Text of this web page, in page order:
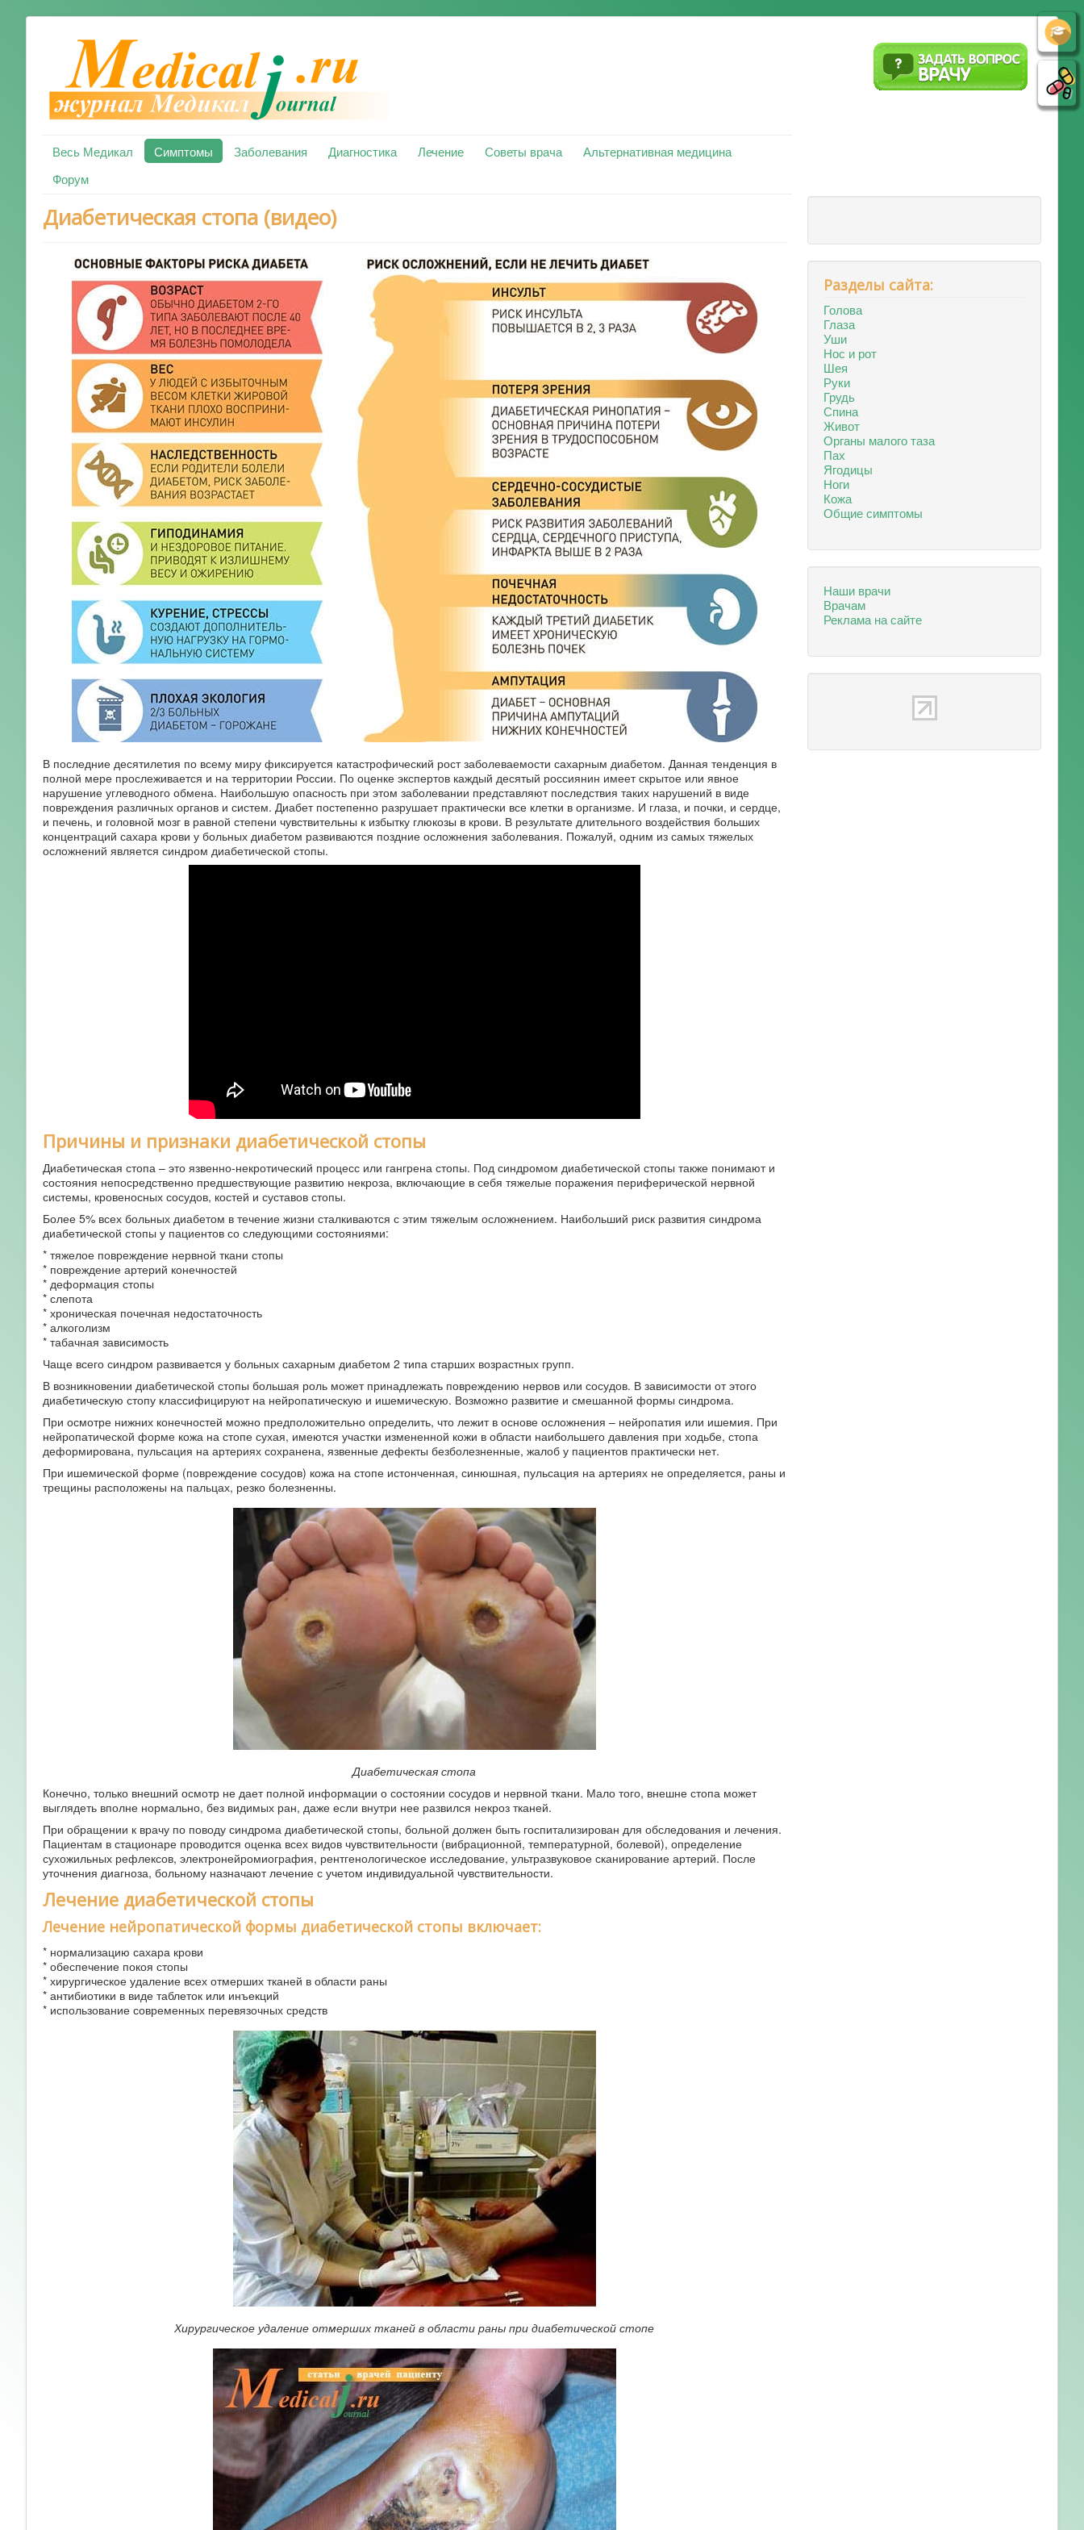
Весь Медикал Симптомы Заболевания Диагностика Лечение Советы врача
Альтернативная медицина
Форум
Диабетическая стопа (видео)
В последние десятилетия по всему миру фиксируется катастрофический рост заболеваемости сахарным диабетом. Данная тенденция в
полной мере прослеживается и на территории России. По оценке экспертов каждый десятый россиянин имеет скрытое или явное
нарушение углеводного обмена. Наибольшую опасность при этом заболевании представляют последствия таких нарушений в виде
повреждения различных органов и систем. Диабет постепенно разрушает практически все клетки в организме. И глаза, и почки, и сердце,
и печень, и головной мозг в равной степени чувствительны к избытку глюкозы в крови. В результате длительного воздействия больших
концентраций сахара крови у больных диабетом развиваются поздние осложнения заболевания. Пожалуй, одним из самых тяжелых
осложнений является синдром диабетической стопы.
Причины и признаки диабетической стопы
Диабетическая стопа – это язвенно-некротический процесс или гангрена стопы. Под синдромом диабетической стопы также понимают и
состояния непосредственно предшествующие развитию некроза, включающие в себя тяжелые поражения периферической нервной
системы, кровеносных сосудов, костей и суставов стопы.
Более 5% всех больных диабетом в течение жизни сталкиваются с этим тяжелым осложнением. Наибольший риск развития синдрома
диабетической стопы у пациентов со следующими состояниями:
* тяжелое повреждение нервной ткани стопы
* повреждение артерий конечностей
* деформация стопы
* слепота
* хроническая почечная недостаточность
* алкоголизм
* табачная зависимость
Чаще всего синдром развивается у больных сахарным диабетом 2 типа старших возрастных групп.
В возникновении диабетической стопы большая роль может принадлежать повреждению нервов или сосудов. В зависимости от этого
диабетическую стопу классифицируют на нейропатическую и ишемическую. Возможно развитие и смешанной формы синдрома.
При осмотре нижних конечностей можно предположительно определить, что лежит в основе осложнения – нейропатия или ишемия. При
нейропатической форме кожа на стопе сухая, имеются участки измененной кожи в области наибольшего давления при ходьбе, стопа
деформирована, пульсация на артериях сохранена, язвенные дефекты безболезненные, жалоб у пациентов практически нет.
При ишемической форме (повреждение сосудов) кожа на стопе истонченная, синюшная, пульсация на артериях не определяется, раны и
трещины расположены на пальцах, резко болезненны.
Диабетическая стопа
Конечно, только внешний осмотр не дает полной информации о состоянии сосудов и нервной ткани. Мало того, внешне стопа может
выглядеть вполне нормально, без видимых ран, даже если внутри нее развился некроз тканей.
При обращении к врачу по поводу синдрома диабетической стопы, больной должен быть госпитализирован для обследования и лечения.
Пациентам в стационаре проводится оценка всех видов чувствительности (вибрационной, температурной, болевой), определение
сухожильных рефлексов, электронейромиография, рентгенологическое исследование, ультразвуковое сканирование артерий. После
уточнения диагноза, больному назначают лечение с учетом индивидуальной чувствительности.
Лечение диабетической стопы
Лечение нейропатической формы диабетической стопы включает:
* нормализацию сахара крови
* обеспечение покоя стопы
* хирургическое удаление всех отмерших тканей в области раны
* антибиотики в виде таблеток или инъекций
* использование современных перевязочных средств
Хирургическое удаление отмерших тканей в области раны при диабетической стопе
Разделы сайта:
Голова
Глаза
Уши
Нос и рот
Шея
Руки
Грудь
Спина
Живот
Органы малого таза
Пах
Ягодицы
Ноги
Кожа
Общие симптомы
Наши врачи
Врачам
Реклама на сайте